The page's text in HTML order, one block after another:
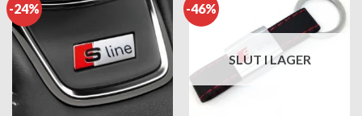
-24% -46%
SLUT I LAGER